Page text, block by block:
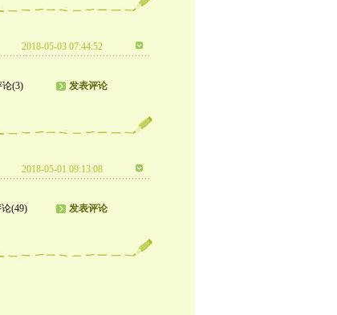
2018-05-03 07:44:52
论(3) 发表评论
2018-05-01 09:13:08
(49) 发表评论